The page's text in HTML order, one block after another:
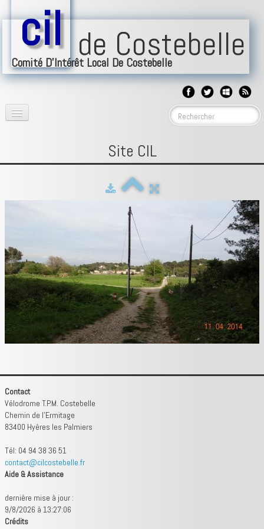
cil de Costebelle
Comité D'Intérêt Local De Costebelle
BLOG
tribune libre
contact
Site CIL
Contact
Vélodrome T.P.M. Costebelle
Chemin de l'Ermitage
83400 Hyères les Palmiers
Tél: 04 94 38 36 51
contact@cilcostebelle.fr
Aide & Assistance
dernière mise à jour :
9/8/2026 à 13:27:06
Crédits